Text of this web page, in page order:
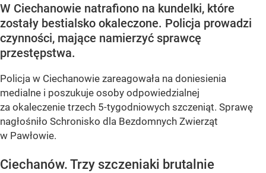
W Ciechanowie natrafiono na kundelki, które
zostały bestialsko okaleczone. Policja prowadzi
czynności, mające namierzyć sprawcę
przestępstwa.
Policja w Ciechanowie zareagowała na doniesienia
medialne i poszukuje osoby odpowiedzialnej
za okaleczenie trzech 5-tygodniowych szczeniąt. Sprawę
nagłośniło Schronisko dla Bezdomnych Zwierząt
w Pawłowie.
Ciechanów. Trzy szczeniaki brutalnie